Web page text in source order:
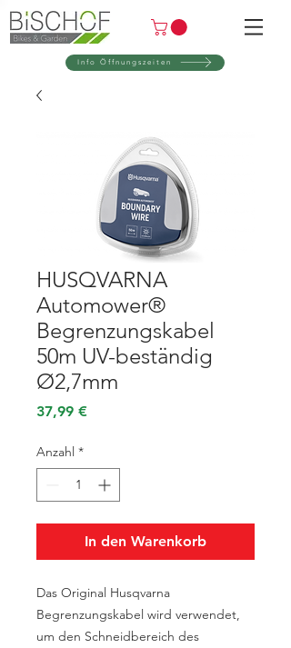
Info Öffnungszeiten
HUSQVARNA
Automower®
Begrenzungskabel
50m UV-beständig
Ø2,7mm
37,99 €Preis
Anzahl *
In den Warenkorb
Das Original Husqvarna
Begrenzungskabel wird verwendet,
um den Schneidbereich des